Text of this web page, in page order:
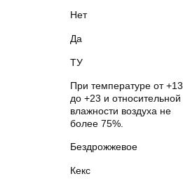
Нет
Да
ТУ
При температуре от +13
до +23 и относительной
влажности воздуха не
более 75%.
Бездрожжевое
Кекс